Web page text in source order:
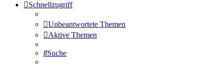
Schnellzugriff
Unbeantwortete Themen
Aktive Themen
Suche